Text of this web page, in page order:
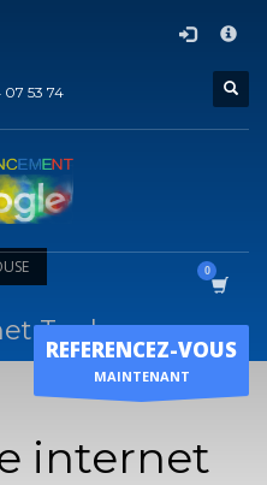
PRESTATION DE
un mail deconfirmationde
07 53 74
REFERENCEZ-VOUS
MAINTENANT
Toulouse
internet